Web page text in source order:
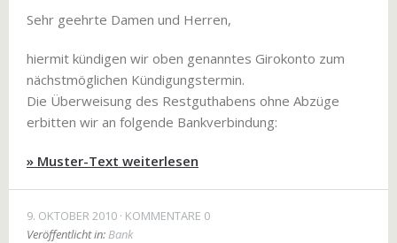
Sehr geehrte Damen und Herren,
hiermit kündigen wir oben genanntes Girokonto zum
nächstmöglichen Kündigungstermin.
Die Überweisung des Restguthabens ohne Abzüge
erbitten wir an folgende Bankverbindung:
» Muster-Text weiterlesen
9. OKTOBER 2010 KOMMENTARE 0
Veröffentlicht in:Bank